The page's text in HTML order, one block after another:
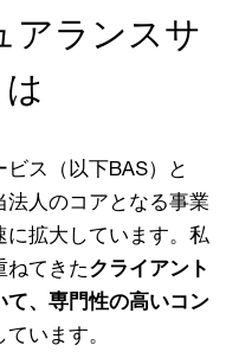
アランスサ
ス（以下BAS）と
人のコアとなる事業
に拡大しています。私
ねてきたクライアント
、専門性の高いコン
ています。